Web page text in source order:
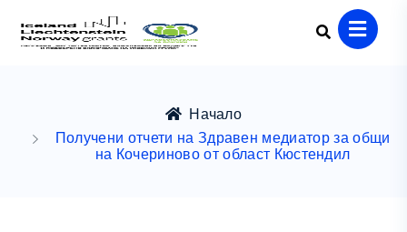
Начало
Получени отчети на Здравен медиатор за общи
на Кочериново от област Кюстендил